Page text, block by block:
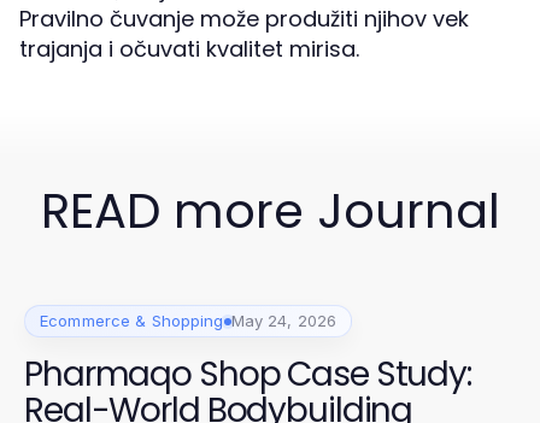
Pravilno čuvanje može produžiti njihov vek
trajanja i očuvati kvalitet mirisa.
READ more Journal
Ecommerce & Shopping May 24, 2026
Pharmaqo Shop Case Study:
Real-World Bodybuilding